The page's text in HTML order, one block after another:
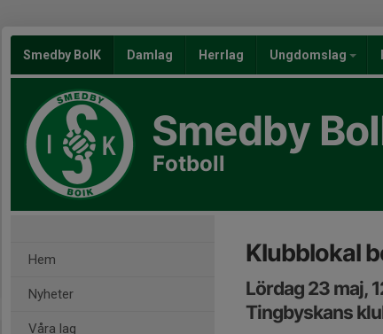
Smedby BoIK Damlag Herrlag Ungdomslag
Smedby
Fotboll
Hem
Nyheter
Våra lag
Klubblokal
Lördag 23 maj,
Tingbyskans